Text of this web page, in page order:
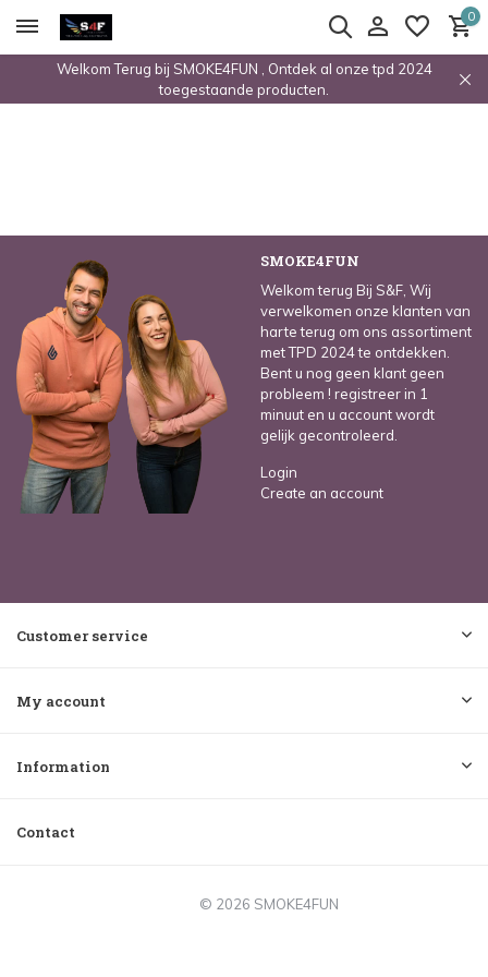
0
Welkom Terug bij SMOKE4FUN , Ontdek al onze tpd 2024
toegestaande producten.
SMOKE4FUN
Welkom terug Bij S&F, Wij
verwelkomen onze klanten van
harte terug om ons assortiment
met TPD 2024 te ontdekken.
Bent u nog geen klant geen
probleem ! registreer in 1
minuut en u account wordt
gelijk gecontroleerd.
Login
Create an account
Customer service
My account
Information
Contact
© 2026 SMOKE4FUN